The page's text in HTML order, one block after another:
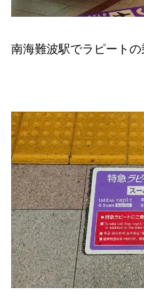
南海難波駅でラピートの